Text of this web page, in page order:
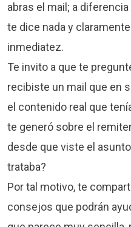
abras el mail; a
te dice nada y
inmediatez.
Te invito a que te
recibiste un mail que en
el contenido real que
te generó sobre el
desde que viste el
trataba?
Por tal motivo, te
consejos que podrán